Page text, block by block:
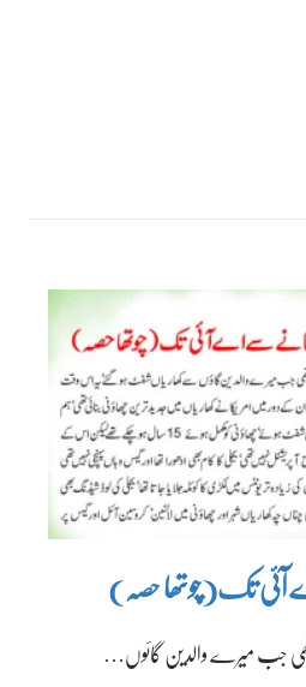
تک(چوتھا حصہ)
جب میرے والدین گائوں…